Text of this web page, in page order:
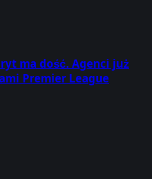
ma dość. Agenci już
Premier League